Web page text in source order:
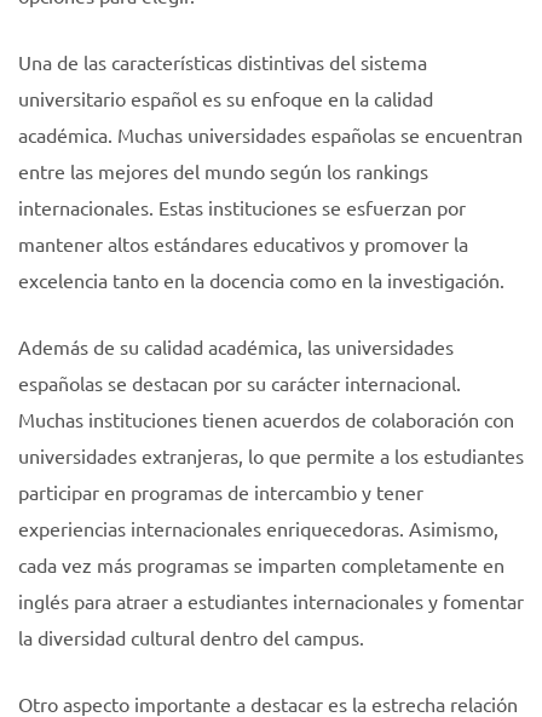
Una de las características distintivas del sistema
universitario español es su enfoque en la calidad
académica. Muchas universidades españolas se encuentran
entre las mejores del mundo según los rankings
internacionales. Estas instituciones se esfuerzan por
mantener altos estándares educativos y promover la
excelencia tanto en la docencia como en la investigación.
Además de su calidad académica, las universidades
españolas se destacan por su carácter internacional.
Muchas instituciones tienen acuerdos de colaboración con
universidades extranjeras, lo que permite a los estudiantes
participar en programas de intercambio y tener
experiencias internacionales enriquecedoras. Asimismo,
cada vez más programas se imparten completamente en
inglés para atraer a estudiantes internacionales y fomentar
la diversidad cultural dentro del campus.
Otro aspecto importante a destacar es la estrecha relación